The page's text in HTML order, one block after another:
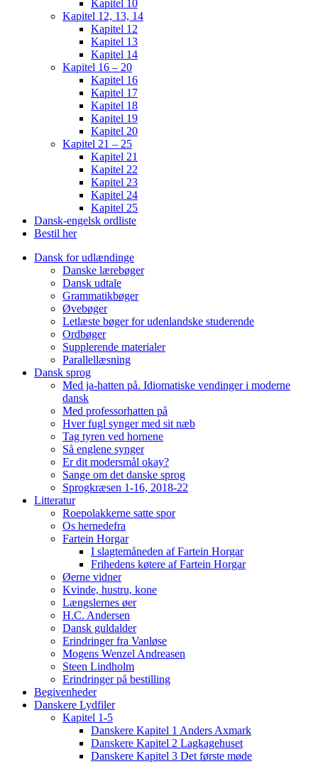
Kapitel 10
Kapitel 12, 13, 14
Kapitel 12
Kapitel 13
Kapitel 14
Kapitel 16 – 20
Kapitel 16
Kapitel 17
Kapitel 18
Kapitel 19
Kapitel 20
Kapitel 21 – 25
Kapitel 21
Kapitel 22
Kapitel 23
Kapitel 24
Kapitel 25
Dansk-engelsk ordliste
Bestil her
Dansk for udlændinge
Danske lærebøger
Dansk udtale
Grammatikbøger
Øvebøger
Letlæste bøger for udenlandske studerende
Ordbøger
Supplerende materialer
Parallellæsning
Dansk sprog
Med ja-hatten på. Idiomatiske vendinger i moderne
dansk
Med professorhatten på
Hver fugl synger med sit næb
Tag tyren ved hornene
Så englene synger
Er dit modersmål okay?
Sange om det danske sprog
Sprogkræsen 1-16, 2018-22
Litteratur
Roepolakkerne satte spor
Os hernedefra
Fartein Horgar
I slagtemåneden af Fartein Horgar
Frihedens køtere af Fartein Horgar
Øerne vidner
Kvinde, hustru, kone
Længslernes øer
H.C. Andersen
Dansk guldalder
Erindringer fra Vanløse
Mogens Wenzel Andreasen
Steen Lindholm
Erindringer på bestilling
Begivenheder
Danskere Lydfiler
Kapitel 1-5
Danskere Kapitel 1 Anders Axmark
Danskere Kapitel 2 Lagkagehuset
Danskere Kapitel 3 Det første møde